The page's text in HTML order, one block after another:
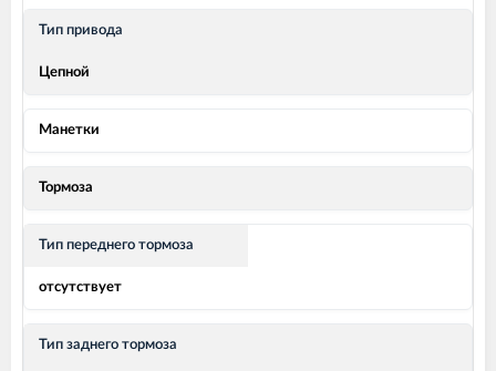
Тип привода
Цепной
Манетки
Тормоза
Тип переднего тормоза
отсутствует
Тип заднего тормоза